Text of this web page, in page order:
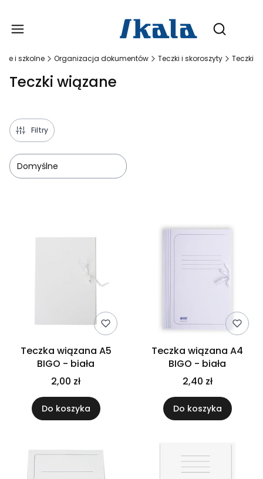
Otwórz
i szkolne Organizacja dokumentów Teczki i skoroszyty Teczki
Teczki wiązane
Filtry
Domyślne
Teczka wiązana A5
BIGO - biała
2,00 zł
Do koszyka
Teczka wiązana A4
BIGO - biała
2,40 zł
Do koszyka